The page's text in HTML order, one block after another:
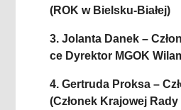
(ROK w Bielsku-Białej)
3. Jolanta Danek –
ce Dyrektor MGOK
4. Gertruda Proksa –
(Członek Krajowej Rady